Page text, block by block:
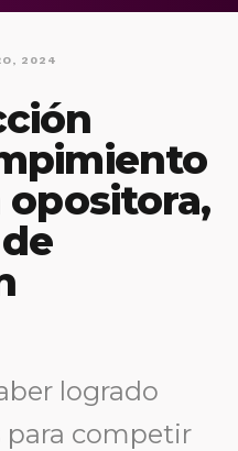
2024
logrado
para competir